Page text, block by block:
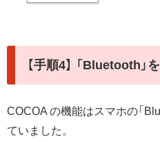
【手順4】 「Bluetooth」
COCOA の機能はスマホの「
ていました。